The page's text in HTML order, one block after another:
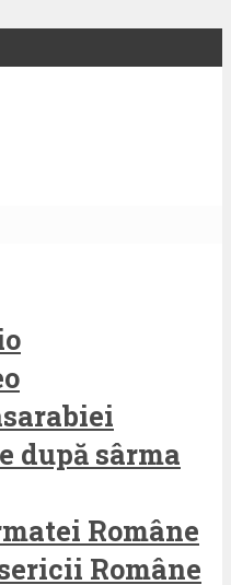
după sârma
Române
Române